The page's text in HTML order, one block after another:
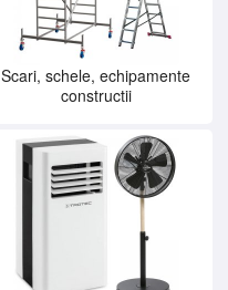
Scari, schele, echipamente
constructii